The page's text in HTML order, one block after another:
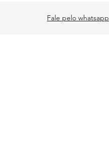
Fale pelo whatsapp